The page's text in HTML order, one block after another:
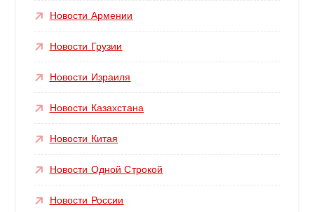
Новости Армении
Новости Грузии
Новости Израиля
Новости Казахстана
Новости Китая
Новости Одной Строкой
Новости России